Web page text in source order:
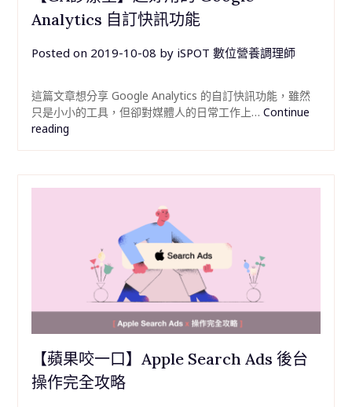
Analytics 自訂快訊功能
Posted on 2019-10-08 by iSPOT 數位營養調理師
這篇文章想分享 Google Analytics 的自訂快訊功能，雖然
只是小小的工具，但卻對媒體人的日常工作上… Continue
reading
【蘋果咬一口】Apple Search Ads 後台
操作完全攻略